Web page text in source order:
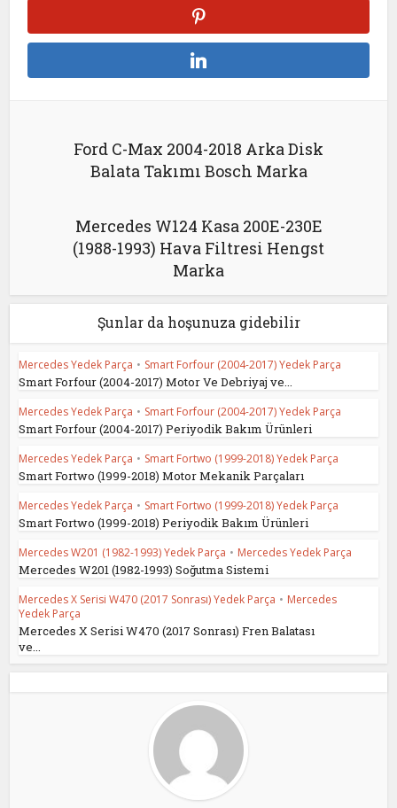
Ford C-Max 2004-2018 Arka Disk
Balata Takımı Bosch Marka
Mercedes W124 Kasa 200E-230E
(1988-1993) Hava Filtresi Hengst
Marka
Şunlar da hoşunuza gidebilir
Mercedes Yedek Parça • Smart Forfour (2004-2017) Yedek Parça
Smart Forfour (2004-2017) Motor Ve Debriyaj ve...
Mercedes Yedek Parça • Smart Forfour (2004-2017) Yedek Parça
Smart Forfour (2004-2017) Periyodik Bakım Ürünleri
Mercedes Yedek Parça • Smart Fortwo (1999-2018) Yedek Parça
Smart Fortwo (1999-2018) Motor Mekanik Parçaları
Mercedes Yedek Parça • Smart Fortwo (1999-2018) Yedek Parça
Smart Fortwo (1999-2018) Periyodik Bakım Ürünleri
Mercedes W201 (1982-1993) Yedek Parça • Mercedes Yedek Parça
Mercedes W201 (1982-1993) Soğutma Sistemi
Mercedes X Serisi W470 (2017 Sonrası) Yedek Parça • Mercedes
Yedek Parça
Mercedes X Serisi W470 (2017 Sonrası) Fren Balatası
ve...